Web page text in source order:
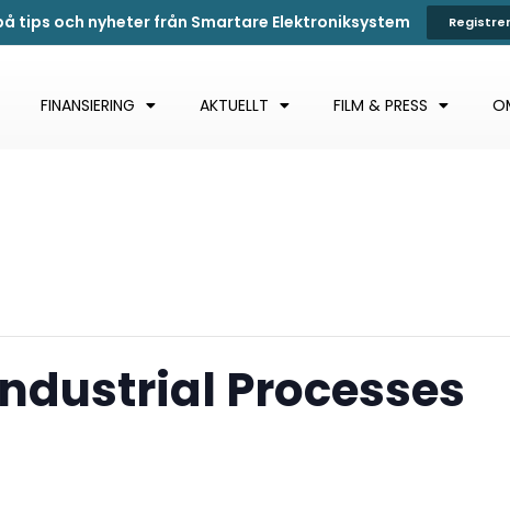
tips och nyheter från Smartare Elektroniksystem
FINANSIERING AKTUELLT FILM & PRESS
Processes